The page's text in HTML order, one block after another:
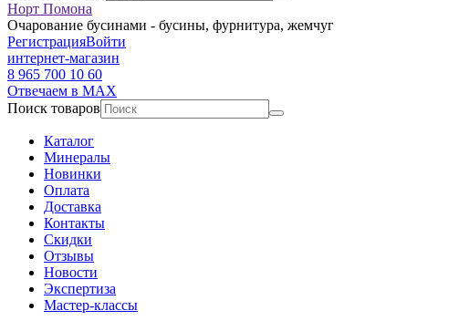
Норт Помона
Очарование бусинами - бусины, фурнитура, жемчуг
РегистрацияВойти
интернет-магазин
8 965 700 10 60
Отвечаем в MAX
Поиск товаров
Каталог
Минералы
Новинки
Оплата
Доставка
Контакты
Скидки
Отзывы
Новости
Экспертиза
Мастер-классы